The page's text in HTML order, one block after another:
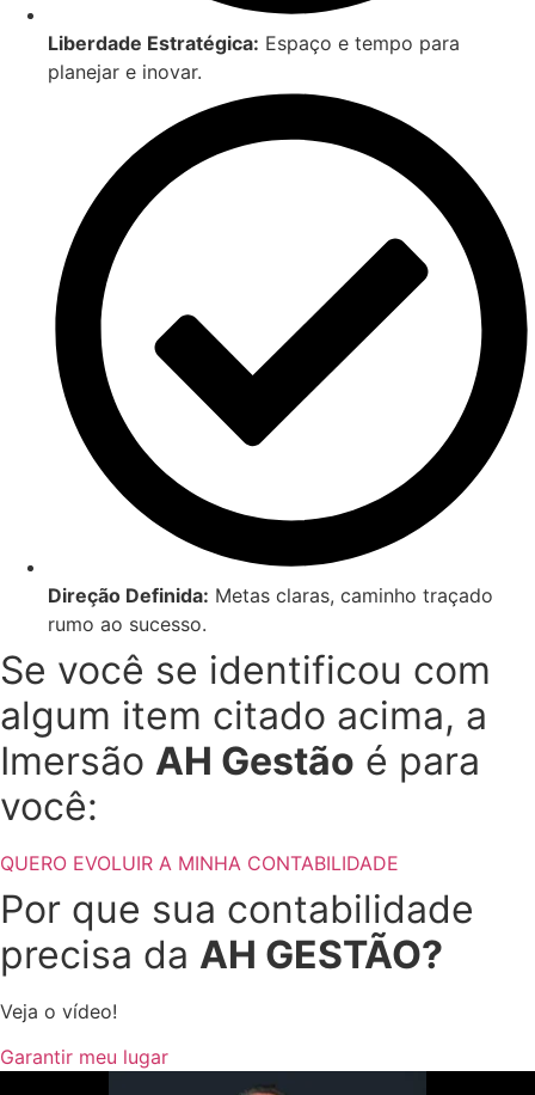
Liberdade Estratégica: Espaço e tempo para
planejar e inovar.
Direção Definida: Metas claras, caminho traçado
rumo ao sucesso.
Se você se identificou com
algum item citado acima, a
Imersão AH Gestão é para
você:
QUERO EVOLUIR A MINHA CONTABILIDADE
Por que sua contabilidade
precisa da AH GESTÃO?
Veja o vídeo!
Garantir meu lugar